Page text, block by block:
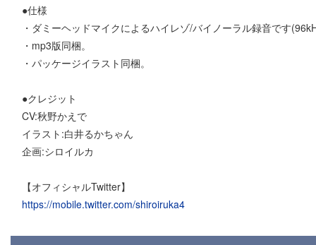
●仕様
・ダミーヘッドマイクによるハイレゾ/バイノーラル録音です
・mp3版同梱。
・パッケージイラスト同梱。
●クレジット
CV:秋野かえで
イラスト:白井るかちゃん
企画:シロイルカ
【オフィシャルTwitter】
https://mobile.twitter.com/shiroiruka4